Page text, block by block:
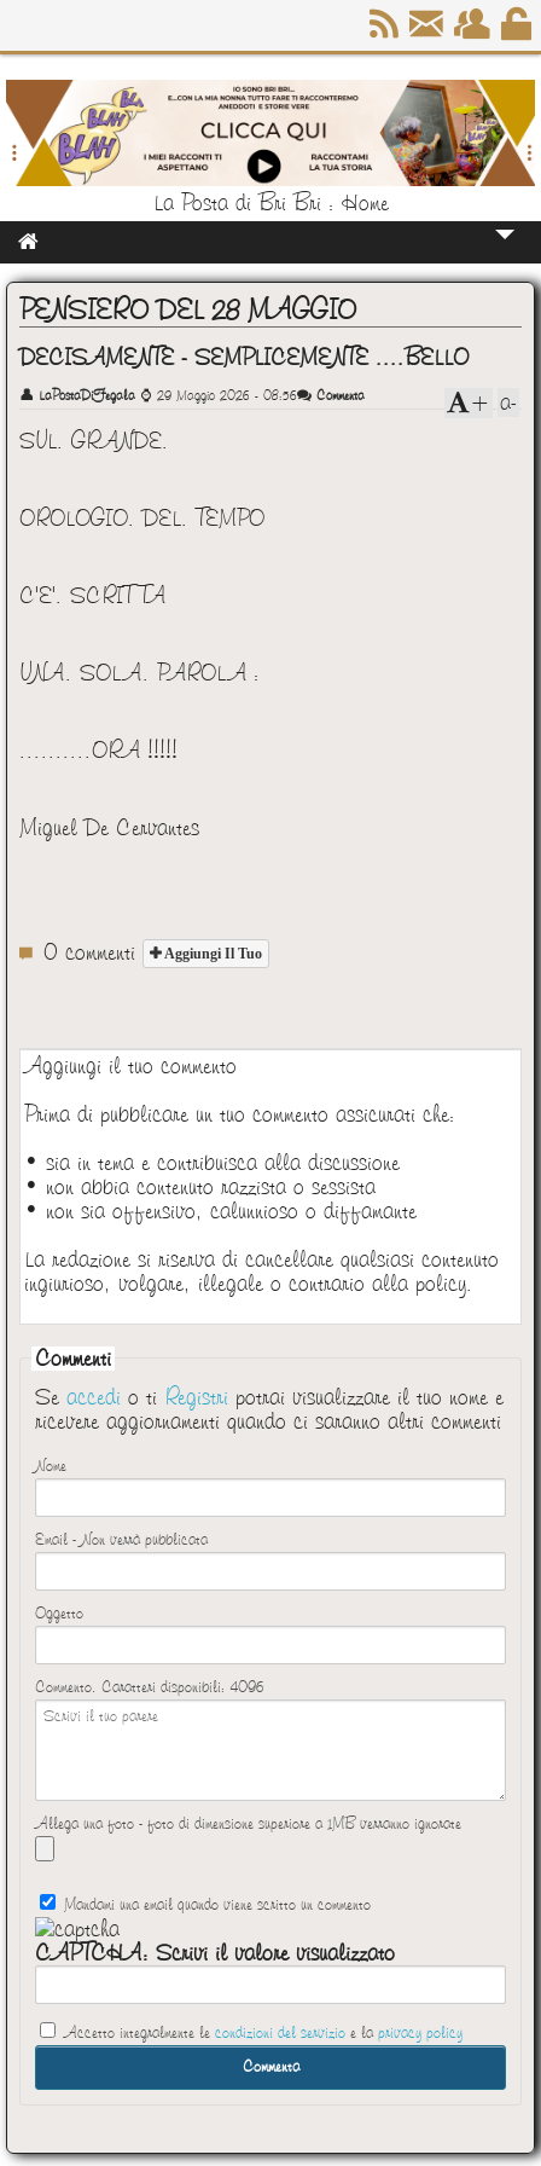
La Posta di Bri Bri : Home
Home
Chi Sono
PENSIERO DEL 28 MAGGIO
DECISAMENTE - SEMPLICEMENTE ....BELLO
👤 LaPostaDiFegala ⌚ 29 Maggio 2026 - 08:56 Commenta a-
+
SUL. GRANDE.
OROLOGIO. DEL. TEMPO
C'E'. SCRITTA
UNA. SOLA. PAROLA :
..........ORA !!!!!
Miguel De Cervantes
0 commenti Aggiungi Il Tuo
Aggiungi il tuo commento
Prima di pubblicare un tuo commento assicurati che:
• sia in tema e contribuisca alla discussione
• non abbia contenuto razzista o sessista
• non sia offensivo, calunnioso o diffamante
La redazione si riserva di cancellare qualsiasi contenuto
ingiurioso, volgare, illegale o contrario alla policy.
Commenti
Se accedi o ti Registri potrai visualizzare il tuo nome e
ricevere aggiornamenti quando ci saranno altri commenti
Nome
Email - Non verrà pubblicata
Oggetto
Commento. Caratteri disponibili: 4096
Allega una foto - foto di dimensione superiore a 1MB verranno ignorate
Mandami una email quando viene scritto un commento
CAPTCHA: Scrivi il valore visualizzato
Accetto integralmente le condizioni del servizio e la privacy policy